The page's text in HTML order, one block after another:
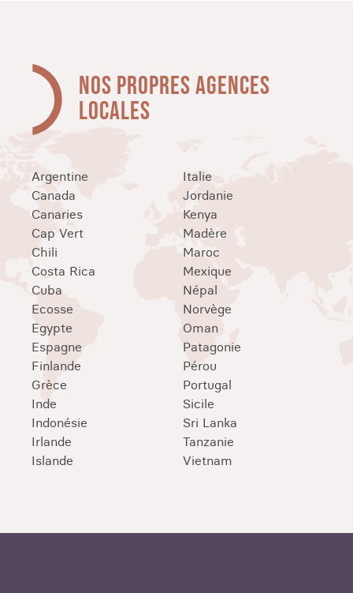
NOS PROPRES AGENCES
LOCALES
Argentine
Canada
Canaries
Cap Vert
Chili
Costa Rica
Cuba
Ecosse
Egypte
Espagne
Finlande
Grèce
Inde
Indonésie
Irlande
Islande
Italie
Jordanie
Kenya
Madère
Maroc
Mexique
Népal
Norvège
Oman
Patagonie
Pérou
Portugal
Sicile
Sri Lanka
Tanzanie
Vietnam